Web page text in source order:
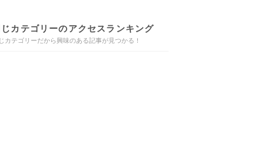
カテゴリーのアクセスランキング
カテゴリーだから興味のある記事が見つかる！